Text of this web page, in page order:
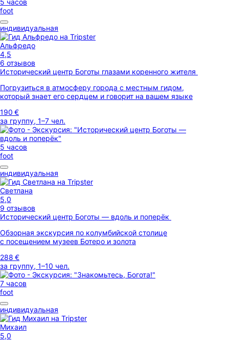
5 часов
foot
индивидуальная
Альфредо
4,5
6 отзывов
Исторический центр Боготы глазами коренного жителя
Погрузиться в атмосферу города с местным гидом,
который знает его сердцем и говорит на вашем языке
190 €
за группу, 1–7 чел.
5 часов
foot
индивидуальная
Светлана
5,0
9 отзывов
Исторический центр Боготы — вдоль и поперёк
Обзорная экскурсия по колумбийской столице
с посещением музеев Ботеро и золота
288 €
за группу, 1–10 чел.
7 часов
foot
индивидуальная
Михаил
5,0